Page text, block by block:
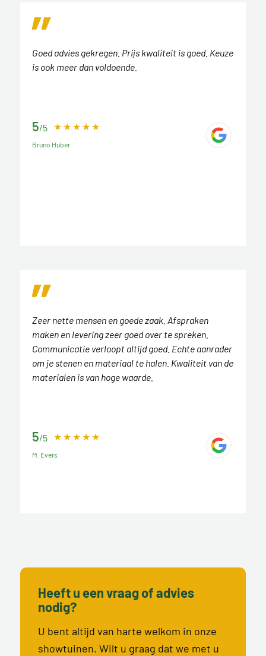
Goed advies gekregen. Prijs kwaliteit is goed. Keuze
is ook meer dan voldoende.
5/5
Bruno Huber
Zeer nette mensen en goede zaak. Afspraken
maken en levering zeer goed over te spreken.
Communicatie verloopt altijd goed. Echte aanrader
om je stenen en materiaal te halen. Kwaliteit van de
materialen is van hoge waarde.
5/5
M. Evers
Heeft u een vraag of advies
nodig?
U bent altijd van harte welkom in onze
showtuinen. Wilt u graag dat we met u